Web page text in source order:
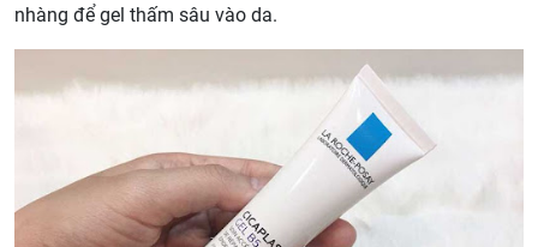
nhàng để gel thấm sâu vào da.